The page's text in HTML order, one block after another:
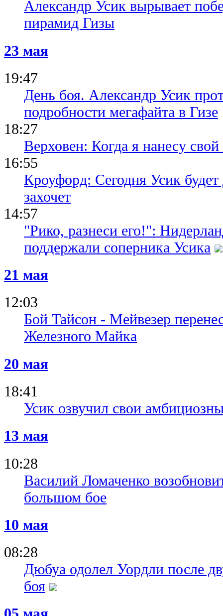
Александр Усик вырывает
пирамид Гизы
23 мая
19:47
День боя. Александр Усик
подробности мегафайта в Гизе
18:27
Верховен: Когда я нанесу
16:55
Кроуфорд: Сегодня Усик будет
захочет
14:57
"Рико, разнеси его!":
поддержали соперника Усика
21 мая
12:03
Бой Тайсон - Мейвезер
Железного Майка
20 мая
18:41
Усик озвучил свои
13 мая
10:28
Василий Ломаченко
большом бое
10 мая
08:28
Дюбуа одолел Уордли после
боя